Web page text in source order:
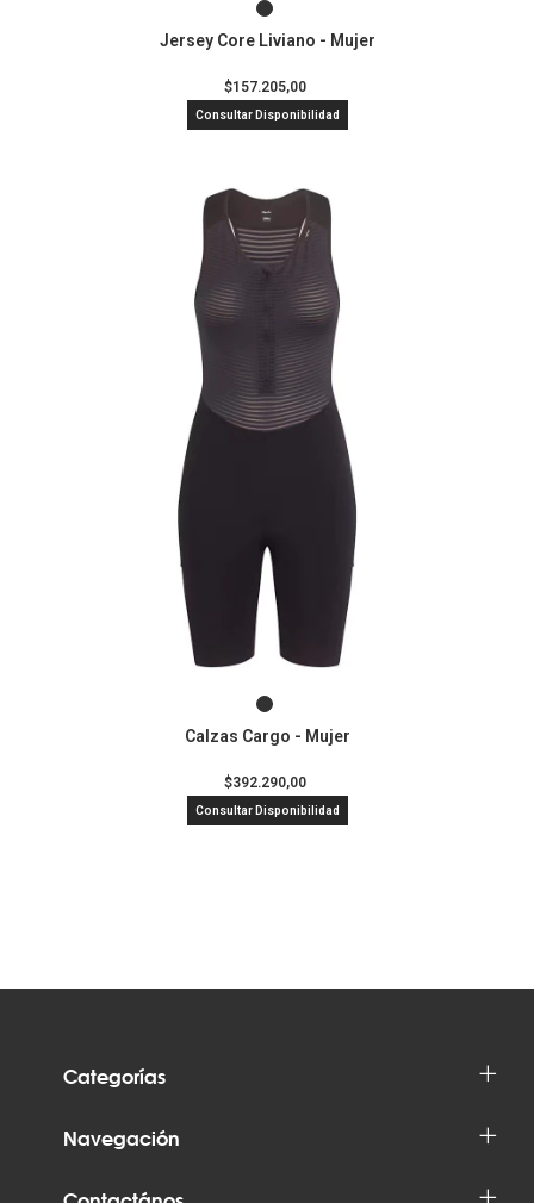
Jersey Core Liviano - Mujer
$157.205,00
Consultar Disponibilidad
Calzas Cargo - Mujer
$392.290,00
Consultar Disponibilidad
Categorías
Navegación